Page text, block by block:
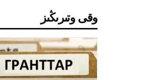
وقى وتىرىڭىز